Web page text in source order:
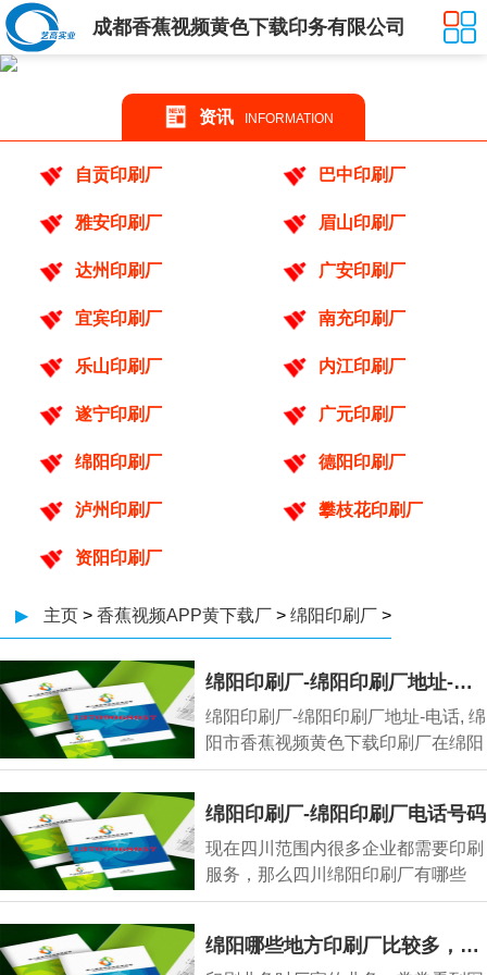
成都香蕉视频黄色下载印务有限公司
资讯 INFORMATION
自贡印刷厂 巴中印刷厂
雅安印刷厂 眉山印刷厂
达州印刷厂 广安印刷厂
宜宾印刷厂 南充印刷厂
乐山印刷厂 内江印刷厂
遂宁印刷厂 广元印刷厂
绵阳印刷厂 德阳印刷厂
泸州印刷厂 攀枝花印刷厂
资阳印刷厂
▶ 主页 > 香蕉视频APP黄下载厂 > 绵阳印刷厂 >
绵阳印刷厂-绵阳印刷厂地址-电话
绵阳印刷厂-绵阳印刷厂地址-电话, 绵
阳市香蕉视频黄色下载印刷厂在绵阳
注册成立，属于印刷，主
绵阳印刷厂-绵阳印刷厂电话号码
现在四川范围内很多企业都需要印刷
服务，那么四川绵阳印刷厂有哪些
呢，绵阳印刷厂
绵阳哪些地方印刷厂比较多，绵阳印刷厂主要集中在哪里